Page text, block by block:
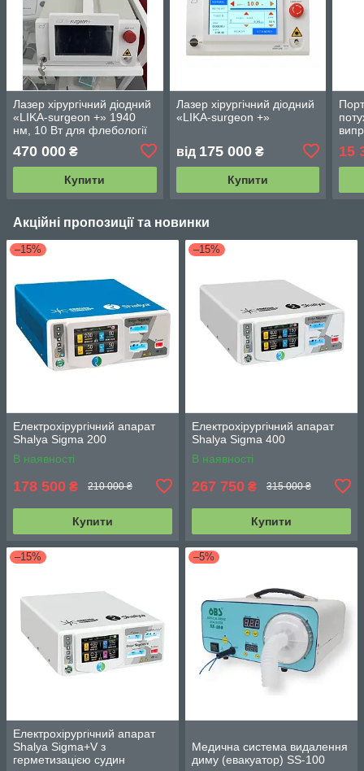
Лазер хірургічний діодний
«LIKA-surgeon +» 1940
нм, 10 Вт для флебології
470 000 ₴
Купити
Лазер хірургічний діодний
«LIKA-surgeon +»
від 175 000₴
Купити
15
Акційні пропозиції та новинки
–15%
Електрохірургічний апарат
Shalya Sigma 200
В наявності
178 500 ₴ 210 000 ₴
Купити
–15%
Електрохірургічний апарат
Shalya Sigma 400
В наявності
267 750 ₴ 315 000 ₴
Купити
–15%
Електрохірургічний апарат
Shalya Sigma+V з
герметизацією судин
–5%
Медична система видалення
диму (евакуатор) SS-100